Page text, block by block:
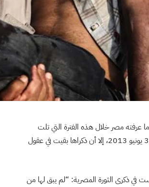
الأيام الذكرى الخامسة لثورة 25 يناير 2011، ورغم ما عرفته مصر خلال هذه الفترة التي تلت
سقوط نظام حسني مبارك من هزات وانتكاسات انتهت بالانقلاب على الثورة في 30 يونيو 2013، إلا أن ذكراها بقيت في عقول
ذكرى الثورة المصرية: “لم يبق لها من